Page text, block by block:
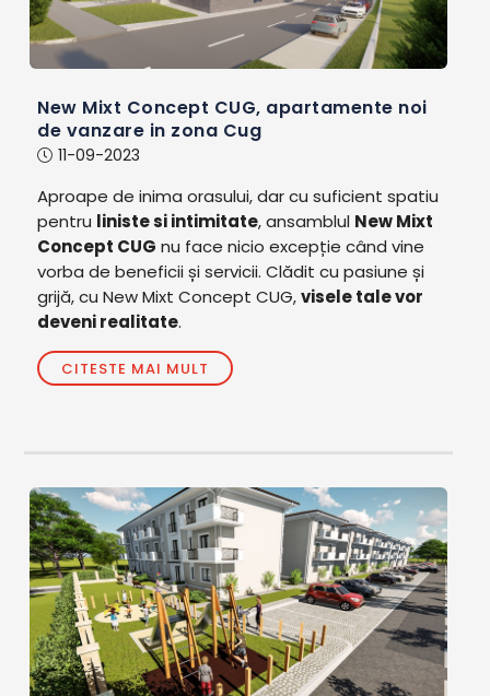
New Mixt Concept CUG, apartamente noi
de vanzare in zona Cug
11-09-2023
Aproape de inima orasului, dar cu suficient spatiu
pentru liniste si intimitate, ansamblul New Mixt
Concept CUG nu face nicio excepție când vine
vorba de beneficii și servicii. Clădit cu pasiune și
grijă, cu New Mixt Concept CUG,visele tale vor
deveni realitate.
CITESTE MAI MULT